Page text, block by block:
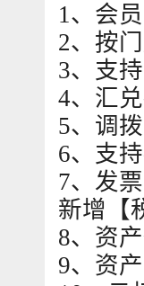
1、会
2、按
3、支
4、汇
5、调
6、支
7、发
新增【
8、资
9、资